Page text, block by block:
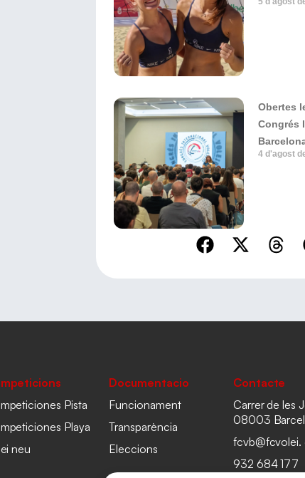
Obertes
Congrés
4 d'agost
Pista
Playa
neu
Documentacio
Funcionament
Transparència
Eleccions
Contacte
Carrer de les
08003
fcvb@fcvolei.
932 684 177